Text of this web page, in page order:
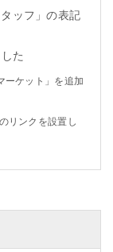
ッフ」の表記
た
ーケット」を追加
リンクを設置し